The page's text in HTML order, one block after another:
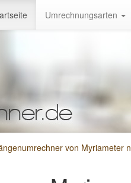
Umrechnungsarten
von Myriameter